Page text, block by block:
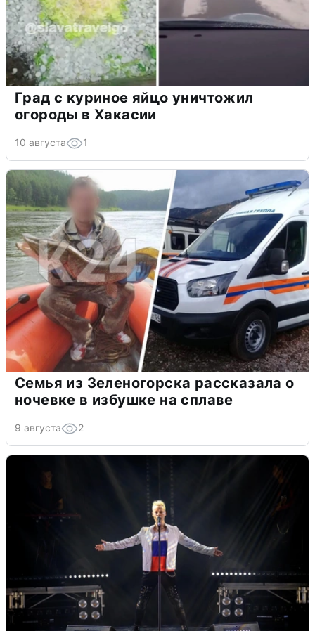
Град с куриное яйцо уничтожил
огороды в Хакасии
10 августа 1
Семья из Зеленогорска рассказала о
ночевке в избушке на сплаве
9 августа 2